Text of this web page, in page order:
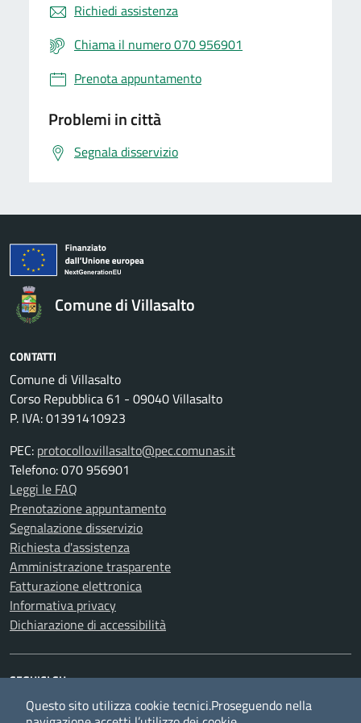
Richiedi assistenza
Chiama il numero 070 956901
Prenota appuntamento
Problemi in città
Segnala disservizio
Questo sito utilizza cookie tecnici.Proseguendo nella
Comune di Villasalto
CONTATTI
Comune di Villasalto
Corso Repubblica 61 - 09040 Villasalto
P. IVA: 01391410923
PEC: protocollo.villasalto@pec.comunas.it
Telefono: 070 956901
Leggi le FAQ
Prenotazione appuntamento
Segnalazione disservizio
Richiesta d'assistenza
Amministrazione trasparente
Fatturazione elettronica
Informativa privacy
Dichiarazione di accessibilità
SEGUICI SU
FacebookWhatsapp